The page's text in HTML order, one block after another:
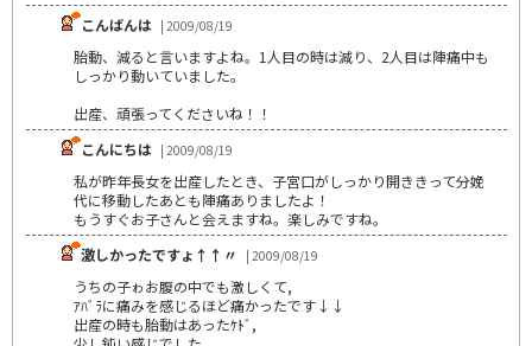
こんばんは | 2009/08/19
胎動、減ると言いますよね。1人目の時は減り、2人目は陣痛中も
しっかり動いていました。
出産、頑張ってくださいね！！
こんにちは | 2009/08/19
私が昨年長女を出産したとき、子宮口がしっかり開ききって分娩
代に移動したあとも陣痛ありましたよ！
もうすぐお子さんと会えますね。楽しみですね。
激しかったですょ↑↑〃
| 2009/08/19
うちの子ゎお腹の中でも激しくて,
ｱﾊﾞﾗに痛みを感じるほど痛かったです↓↓
出産の時も胎動はあったｹﾄﾞ,